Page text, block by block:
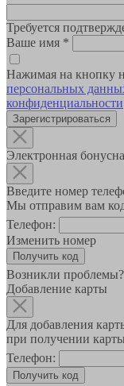
Требуется
Ваше имя *
Нажимая на кнопку
персональных
конфиденциальности
Зарегистрироваться
Электронная
Введите номер
Мы отправим вам
Телефон:
Изменить номер
Возникли проблемы?
Добавление карты
Для добавления
при получении карты
Телефон: